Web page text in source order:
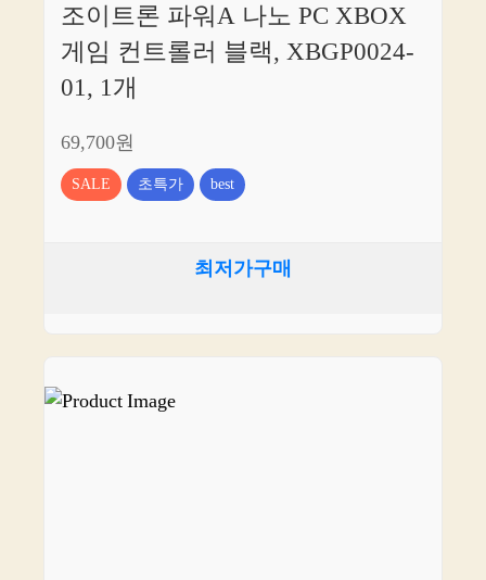
조이트론 파워A 나노 PC XBOX
게임 컨트롤러 블랙, XBGP0024-
01, 1개
69,700원
SALE 초특가 best
최저가구매